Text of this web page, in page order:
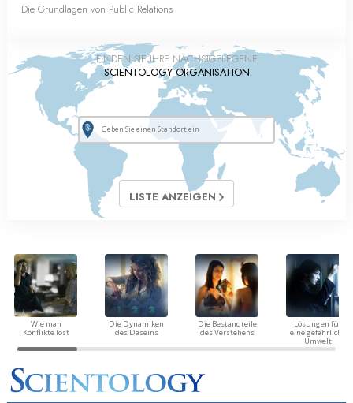
Die Grundlagen von Public Relations
FINDEN SIE IHRE NÄCHSTGELEGENE
SCIENTOLOGY ORGANISATION
LISTE ANZEIGEN
Wie man
Konflikte löst
Die Dynamiken
des Daseins
Die Bestandteile
des Verstehens
Lösungen für
eine gefährliche
Umwelt